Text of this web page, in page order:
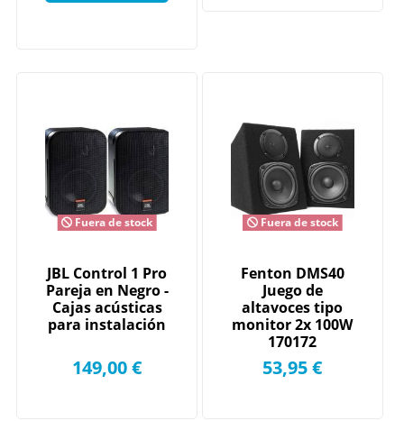
Fuera de stock
JBL Control 1 Pro
Pareja en Negro -
Cajas acústicas
para instalación
149,00 €
Fuera de stock
Fenton DMS40
Juego de
altavoces tipo
monitor 2x 100W
170172
53,95 €